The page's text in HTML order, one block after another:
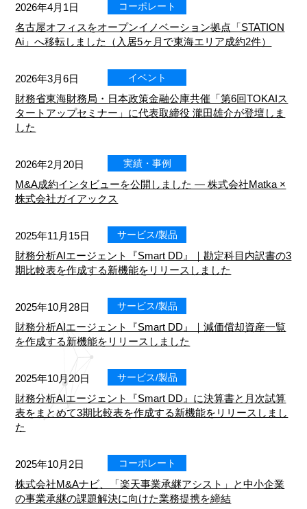
2026年4月1日 コーポレート
名古屋オフィスをオープンイノベーション拠点「STATION
Ai」へ移転しました（入居5ヶ月で東海エリア成約2件）
2026年3月6日 イベント
財務省東海財務局・日本政策金融公庫共催「第6回TOKAIス
タートアップセミナー」に代表取締役 瀧田雄介が登壇しま
した
2026年2月20日 実績・事例
M&A成約インタビューを公開しました — 株式会社Matka ×
株式会社ガイアックス
2025年11月15日 サービス/製品
財務分析AIエージェント『Smart DD』｜勘定科目内訳書の3
期比較表を作成する新機能をリリースしました
2025年10月28日 サービス/製品
財務分析AIエージェント『Smart DD』｜減価償却資産一覧
を作成する新機能をリリースしました
2025年10月20日 サービス/製品
財務分析AIエージェント『Smart DD』に決算書と月次試算
表をまとめて3期比較表を作成する新機能をリリースしまし
た
2025年10月2日 コーポレート
株式会社M&Aナビ、「楽天事業承継アシスト」と中小企業
の事業承継の課題解決に向けた業務提携を締結